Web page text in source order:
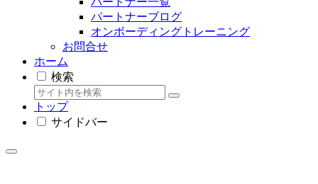
パートナーブログ
オンボーディングトレーニング
お問合せ
ホーム
検索
トップ
サイドバー